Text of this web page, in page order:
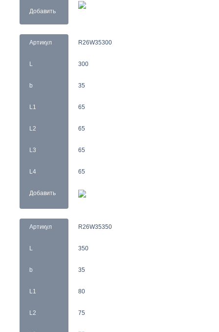
Добавить
Артикул
L
b
L1
L2
L3
L4
Добавить
R26W35300
300
35
65
65
65
65
Артикул
L
b
L1
L2
R26W35350
350
35
80
75